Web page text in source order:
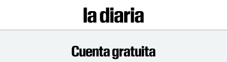
Cuenta gratuita